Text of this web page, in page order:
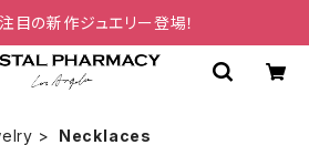
目の新作ジュエリー登場！
Necklaces